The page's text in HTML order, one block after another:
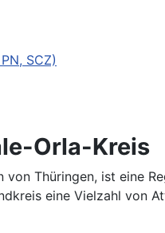
SCZ)
Orla-Kreis
Thüringen, ist eine
eine Vielzahl von